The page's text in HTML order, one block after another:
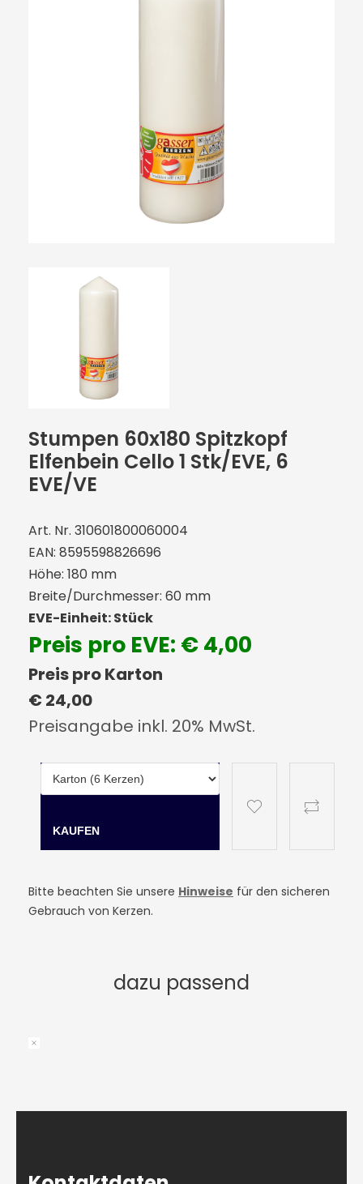
Stumpen 60x180 Spitzkopf
Elfenbein Cello 1 Stk/EVE, 6
EVE/VE
Art. Nr. 310601800060004
EAN: 8595598826696
Höhe: 180 mm
Breite/Durchmesser: 60 mm
EVE-Einheit: Stück
Preis pro EVE: € 4,00
Preis pro Karton
€ 24,00
Preisangabe inkl. 20% MwSt.
Bitte beachten Sie unsere Hinweise für den sicheren
Gebrauch von Kerzen.
dazu passend